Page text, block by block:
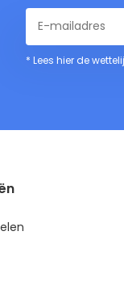
* Lees hier de